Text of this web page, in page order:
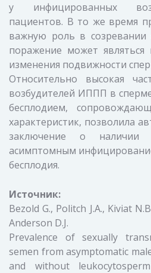
у инфицированных
пациентов. В то же время
важную роль в
поражение может являться
изменения подвижности
Относительно высокая
возбудителей ИППП в
бесплодием,
характеристик, позволила
заключение о наличии
асимптомным
бесплодия.
Источник:
Bezold G., Politch J.A., Kiviat
Anderson D.J.
Prevalence of sexually
semen from asymptomatic
and without